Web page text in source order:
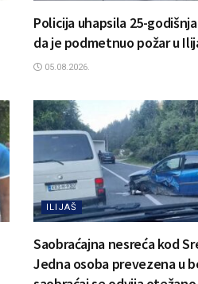
Policija uhapsila 25-
da je podmetnuo požar u
05.08.2026.
ILIJAŠ
Saobraćajna nesreća kod
Jedna osoba prevezena u